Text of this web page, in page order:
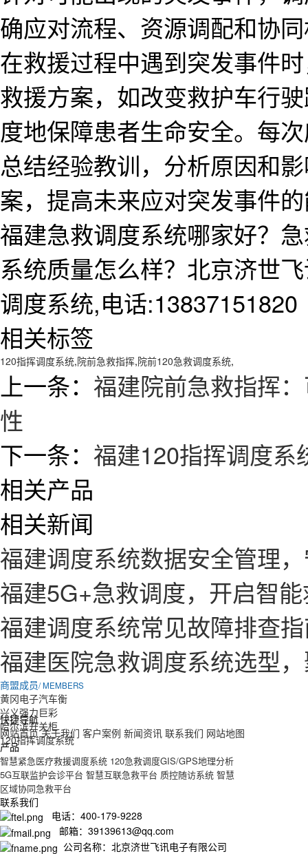
确应对流程、资源调配和协
在救援过程中遇到突发事件
救援方案，如改变救护车行
度地保障患者生命安全。每
总结经验教训，分析原因和
案，提高未来应对突发事件
福建急救调度系统哪家好？
系统质量怎么样？北京济世
调度系统,电话:13837151820
相关标签
120指挥调度系统,院前急救指挥,院前120急救调度系统,
上一条： 福建院前急救指挥
性
下一条： 福建120指挥调度系
相关产品
相关新闻
福建调度系统数据安全管理
福建5G+急救调度，开启智
福建调度系统常见故障排查
福建医院急救调度系统选型
商盟成员/ MEMBERS
黄冈电子汽车衡
兴义强力巨彩
哈尔滨开关柜
120指挥调度系统
快捷导航
网站首页 关于我们 客户案例 新闻资讯 联系我们 网站地图
产品
智慧紧急医疗救援调度系统 120急救调度GIS/GPS地理分析
5G互联监护会诊平台 智慧互联急救平台 质控随访系统 智慧
区域协同急救平台
联系我们
电话：400-179-9228
邮箱：39139613@qq.com
公司名称：北京济世飞讯电子有限公司